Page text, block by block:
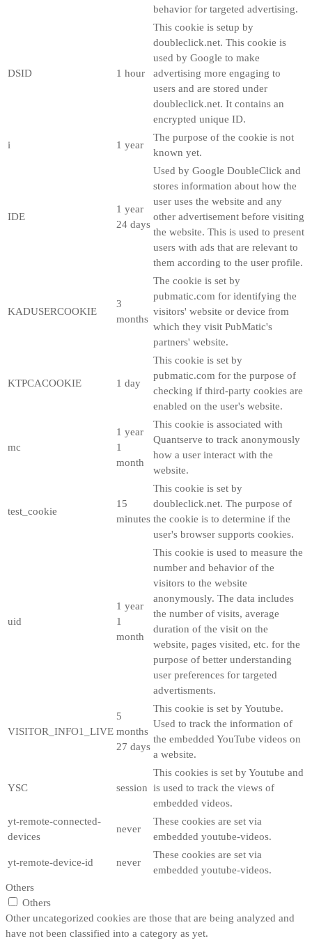
behavior for targeted advertising.
DSID 1 hour
This cookie is setup by
doubleclick.net. This cookie is
used by Google to make
advertising more engaging to
users and are stored under
doubleclick.net. It contains an
encrypted unique ID.
i 1 year
The purpose of the cookie is not
known yet.
IDE
1 year
24 days
Used by Google DoubleClick and
stores information about how the
user uses the website and any
other advertisement before visiting
the website. This is used to present
users with ads that are relevant to
them according to the user profile.
KADUSERCOOKIE
3
months
The cookie is set by
pubmatic.com for identifying the
visitors' website or device from
which they visit PubMatic's
partners' website.
KTPCACOOKIE 1 day
This cookie is set by
pubmatic.com for the purpose of
checking if third-party cookies are
enabled on the user's website.
mc
1 year
1
month
This cookie is associated with
Quantserve to track anonymously
how a user interact with the
website.
test_cookie
15
minutes
This cookie is set by
doubleclick.net. The purpose of
the cookie is to determine if the
user's browser supports cookies.
uid
1 year
1
month
This cookie is used to measure the
number and behavior of the
visitors to the website
anonymously. The data includes
the number of visits, average
duration of the visit on the
website, pages visited, etc. for the
purpose of better understanding
user preferences for targeted
advertisments.
VISITOR_INFO1_LIVE
5
months
27 days
This cookie is set by Youtube.
Used to track the information of
the embedded YouTube videos on
a website.
YSC session
This cookies is set by Youtube and
is used to track the views of
embedded videos.
yt-remote-connected-
devices
never
These cookies are set via
embedded youtube-videos.
yt-remote-device-id never
These cookies are set via
embedded youtube-videos.
Others
Others
Other uncategorized cookies are those that are being analyzed and
have not been classified into a category as yet.